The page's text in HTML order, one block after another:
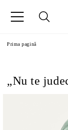
Prima pagină
„Nu te